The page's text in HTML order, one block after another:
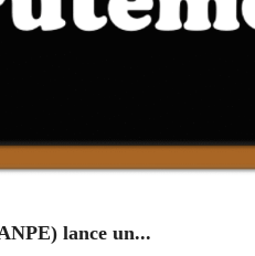
lance un...